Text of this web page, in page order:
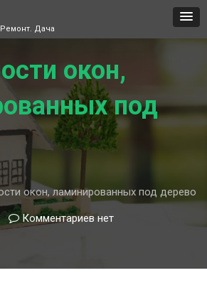
Дача
окон,
под
окон, ламинированных под дерево
Комментариев кнет